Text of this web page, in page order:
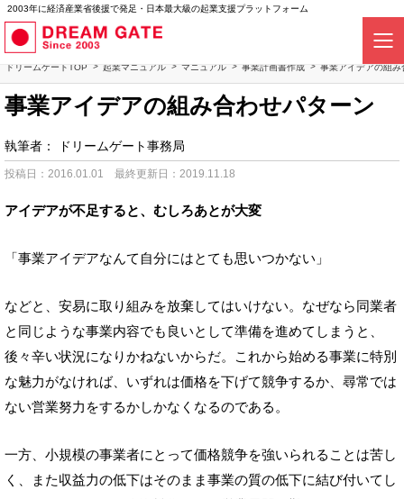
2003年に経済産業省後援で発足・日本最大級の起業支援プラットフォーム
ドリームゲートTOP 起業マニュアル マニュアル 事業計画書作成 事業アイデアの組み
事業アイデアの組み合わせパターン
執筆者： ドリームゲート事務局
投稿日：2016.01.01 最終更新日：2019.11.18
アイデアが不足すると、むしろあとが大変
「事業アイデアなんて自分にはとても思いつかない」
などと、安易に取り組みを放棄してはいけない。なぜなら同業者
と同じような事業内容でも良いとして準備を進めてしまうと、
後々辛い状況になりかねないからだ。これから始める事業に特別
な魅力がなければ、いずれは価格を下げて競争するか、尋常では
ない営業努力をするかしかなくなるのである。
一方、小規模の事業者にとって価格競争を強いられることは苦し
く、また収益力の低下はそのまま事業の質の低下に結び付いてし